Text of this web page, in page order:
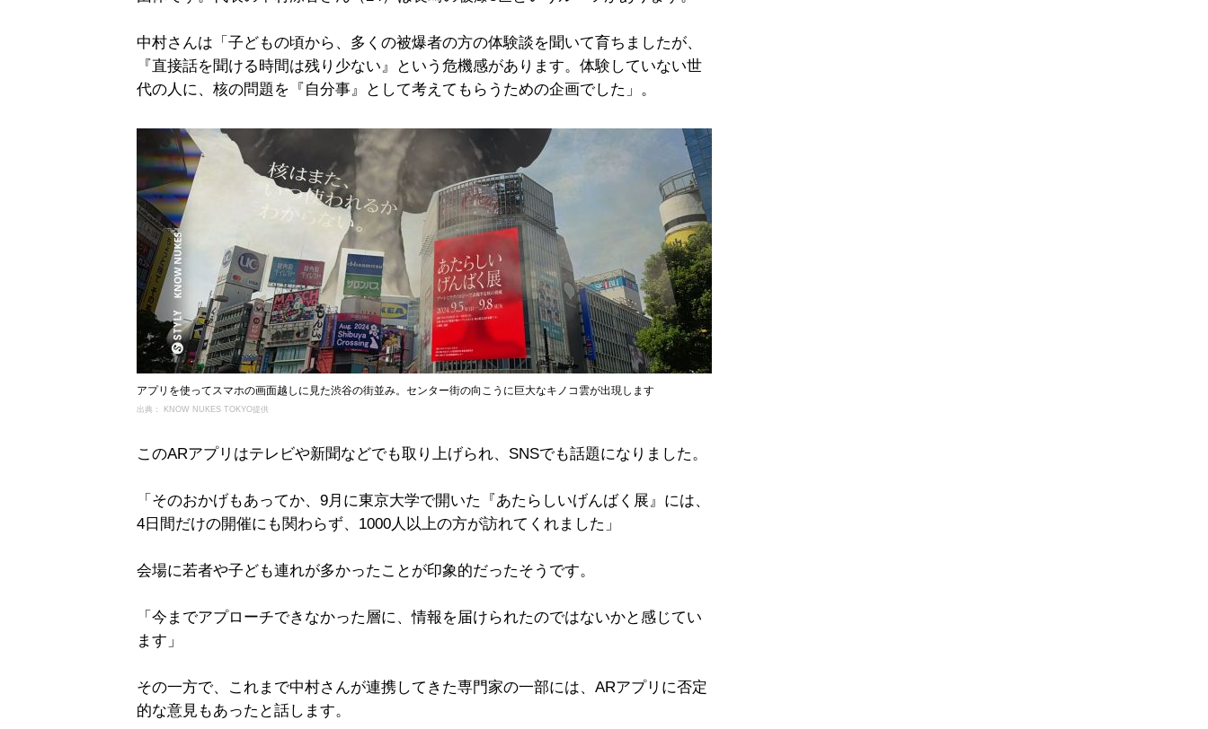
中村さんは「子どもの頃から、多くの被爆者の方の体験談を聞いて育ちましたが、
『直接話を聞ける時間は残り少ない』という危機感があります。体験していない世
代の人に、核の問題を『自分事』として考えてもらうための企画でした」。
アプリを使ってスマホの画面越しに見た渋谷の街並み。センター街の向こうに巨大なキノコ雲が出現します
出典： KNOW NUKES TOKYO提供
このARアプリはテレビや新聞などでも取り上げられ、SNSでも話題になりました。
「そのおかげもあってか、9月に東京大学で開いた『あたらしいげんばく展』には、
4日間だけの開催にも関わらず、1000人以上の方が訪れてくれました」
会場に若者や子ども連れが多かったことが印象的だったそうです。
「今までアプローチできなかった層に、情報を届けられたのではないかと感じてい
ます」
その一方で、これまで中村さんが連携してきた専門家の一部には、ARアプリに否定
的な意見もあったと話します。